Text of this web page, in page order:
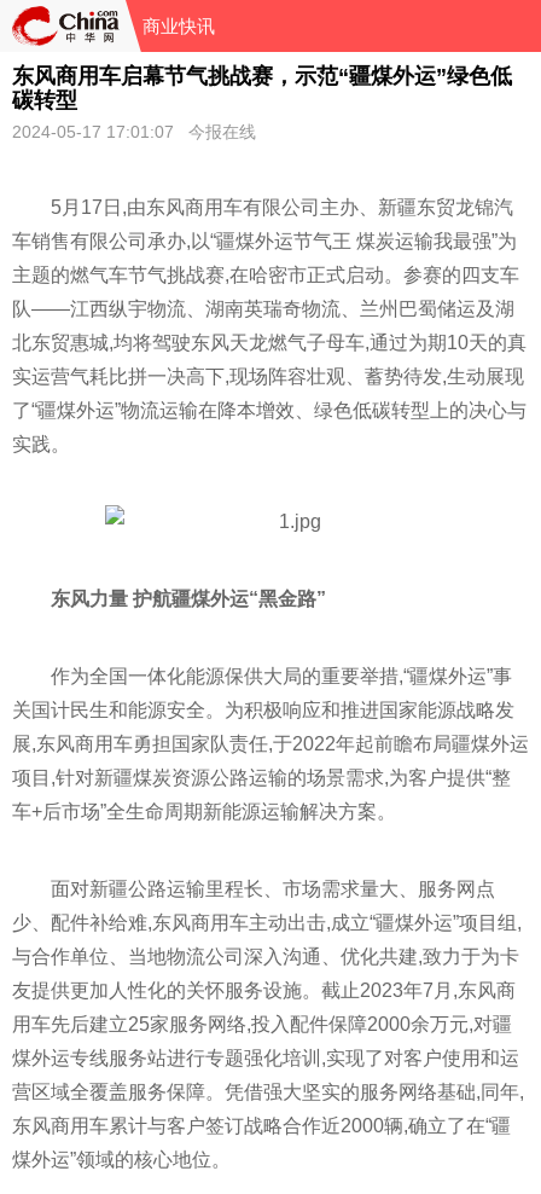
商业快讯
东风商用车启幕节气挑战赛，示范“疆煤外运”绿色低
碳转型
2024-05-17 17:01:07 今报在线
5月17日,由东风商用车有限公司主办、新疆东贸龙锦汽
车销售有限公司承办,以“疆煤外运节气王 煤炭运输我最强”为
主题的燃气车节气挑战赛,在哈密市正式启动。参赛的四支车
队——江西纵宇物流、湖南英瑞奇物流、兰州巴蜀储运及湖
北东贸惠城,均将驾驶东风天龙燃气子母车,通过为期10天的真
实运营气耗比拼一决高下,现场阵容壮观、蓄势待发,生动展现
了“疆煤外运”物流运输在降本增效、绿色低碳转型上的决心与
实践。
东风力量 护航疆煤外运“黑金路”
作为全国一体化能源保供大局的重要举措,“疆煤外运”事
关国计民生和能源安全。为积极响应和推进国家能源战略发
展,东风商用车勇担 国家队责任,于2022年起前瞻布局疆煤外运
项目,针对新疆煤炭资源公路运输的场景需求,为客户提供“整
车+后市场”全生命周期新能源运输解决方案。
面对新疆公路运输里程长、市场需求量大、服务网点
少、配件补给难,东风商用车主动出击,成立“疆煤外运”项目组,
与合作单位、当地物流公司深入沟通、优化共建,致力于为卡
友提供更加人性化的关怀服务设施。截止2023年7月,东风商
用车先后建立25家服务网络,投入配件保障2000余万元,对疆
煤外运专线服务站进行专题强化培训,实现了对客户使用和运
营区域全覆盖服务保障。凭借强大坚实的服务网络基础,同年,
东风商用车累计与客户签订战略合作近2000辆,确立了在“疆
煤外运”领域的核心地位。